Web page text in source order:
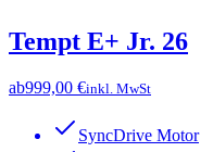
Tempt E+ Jr. 26
ab999,00 €inkl. MwSt
SyncDrive Motor